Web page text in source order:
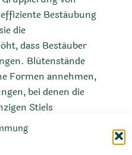
Bestäubung
die
dass Bestäuber
Blütenstände
Formen annehmen,
bei denen die
Stiels
zu komplexeren
auf mehreren